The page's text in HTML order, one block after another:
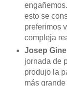
esto se
preferimos
compleja
Josep
jornada de
produjo la
más